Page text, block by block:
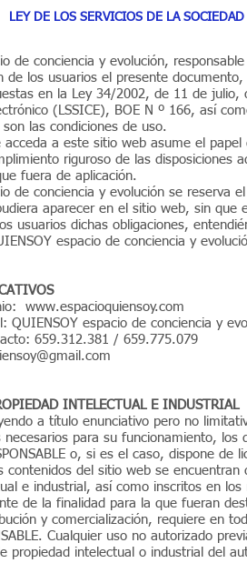
LEY DE LOS SERVICIOS DE LA
de conciencia y evolución,
de los usuarios el presente
en la Ley 34/2002, de 11 de
(LSSICE), BOE N º 166, así
las condiciones de uso.
acceda a este sitio web asume el
riguroso de las disposiciones
fuera de aplicación.
de conciencia y evolución se reserva
aparecer en el sitio web, sin que
usuarios dichas obligaciones,
espacio de conciencia y
www.espacioquiensoy.com
QUIENSOY espacio de conciencia y
659.312.381 / 659.775.079
INTELECTUAL E INDUSTRIAL
a título enunciativo pero no
necesarios para su funcionamiento,
o, si es el caso, dispone
contenidos del sitio web se
e industrial, así como inscritos en
de la finalidad para la que fueran
y comercialización, requiere en
Cualquier uso no autorizado
propiedad intelectual o industrial del